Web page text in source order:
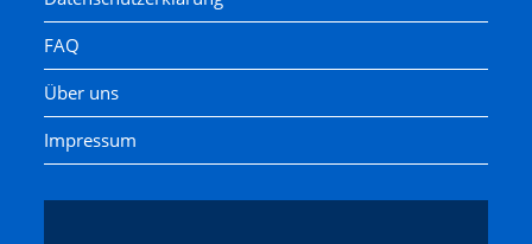
FAQ
Über uns
Impressum